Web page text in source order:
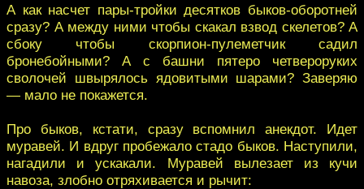
А как насчет пары-тройки десятков быков-оборотней
сразу? А между ними чтобы скакал взвод скелетов? А
сбоку чтобы скорпион-пулеметчик садил
бронебойными? А с башни пятеро четвероруких
сволочей швырялось ядовитыми шарами? Заверяю
— мало не покажется.
Про быков, кстати, сразу вспомнил анекдот. Идет
муравей. И вдруг пробежало стадо быков. Наступили,
нагадили и ускакали. Муравей вылезает из кучи
навоза, злобно отряхивается и рычит: